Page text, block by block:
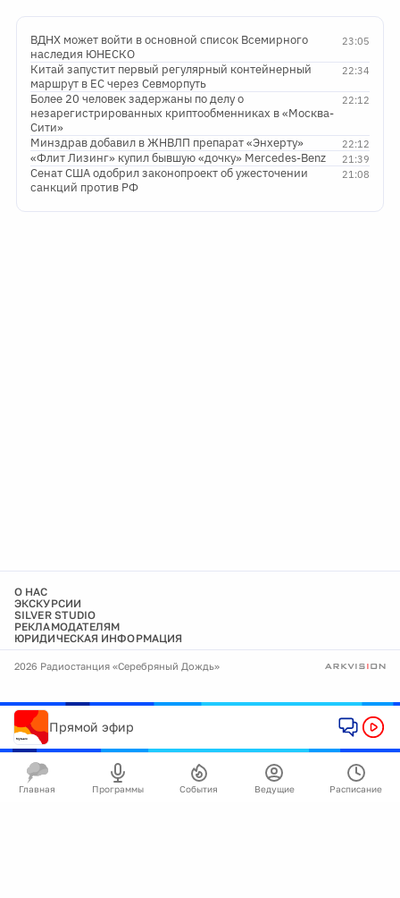
23:05
ВДНХ может войти в основной список Всемирного
наследия ЮНЕСКО
22:34
Китай запустит первый регулярный контейнерный
маршрут в ЕС через Севморпуть
22:12
Более 20 человек задержаны по делу о
незарегистрированных криптообменниках в «Москва-
Сити»
22:12
Минздрав добавил в ЖНВЛП препарат «Энхерту»
21:39
«Флит Лизинг» купил бывшую «дочку» Mercedes-Benz
21:08
Сенат США одобрил законопроект об ужесточении
санкций против РФ
О НАС
ЭКСКУРСИИ
SILVER STUDIO
РЕКЛАМОДАТЕЛЯМ
ЮРИДИЧЕСКАЯ ИНФОРМАЦИЯ
2026 Радиостанция «Серебряный Дождь»
Прямой эфир
Главная Программы События Ведущие Расписание